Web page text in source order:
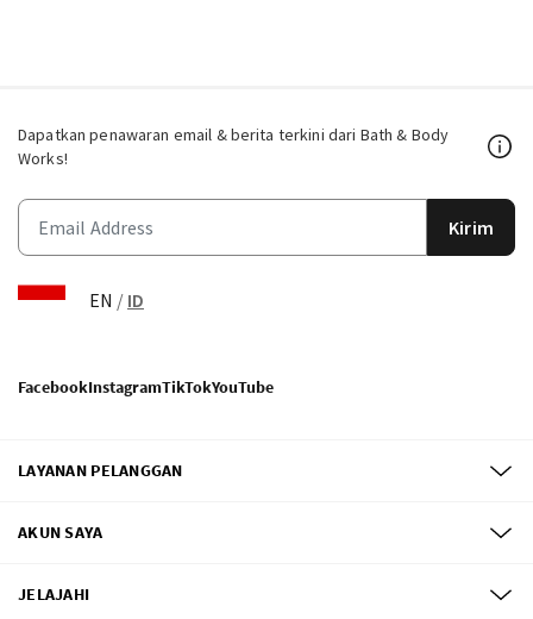
Dapatkan penawaran email & berita terkini dari Bath & Body
Works!
Kirim
EN / ID
FacebookInstagramTikTokYouTube
LAYANAN PELANGGAN
AKUN SAYA
JELAJAHI